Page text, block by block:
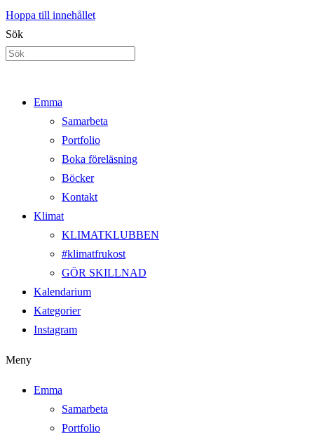
Hoppa till innehållet
Sök
Emma
Samarbeta
Portfolio
Boka föreläsning
Böcker
Kontakt
Klimat
KLIMATKLUBBEN
#klimatfrukost
GÖR SKILLNAD
Kalendarium
Kategorier
Instagram
Meny
Emma
Samarbeta
Portfolio